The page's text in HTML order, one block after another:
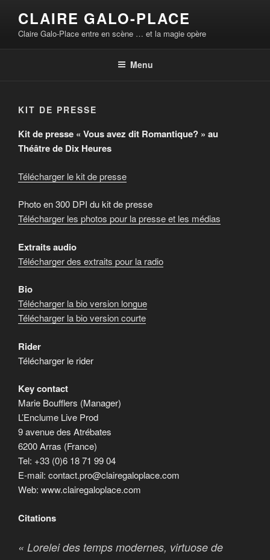
contenu
principal
CLAIRE GALO-PLACE
Claire Galo-Place entre en scène … et la magie opère
Menu
KIT DE PRESSE
Kit de presse « Vous avez dit Romantique? » au
Théâtre de Dix Heures
Télécharger le kit de presse
Photo en 300 DPI du kit de presse
Télécharger les photos pour la presse et les médias
Extraits audio
Télécharger des extraits pour la radio
Bio
Télécharger la bio version longue
Télécharger la bio version courte
Rider
Télécharger le rider
Key contact
Marie Boufflers (Manager)
L’Enclume Live Prod
9 avenue des Atrébates
6200 Arras (France)
Tel: +33 (0)6 18 71 99 04
E-mail: contact.pro@clairegaloplace.com
Web: www.clairegaloplace.com
Citations
« Lorelei des temps modernes, virtuose de